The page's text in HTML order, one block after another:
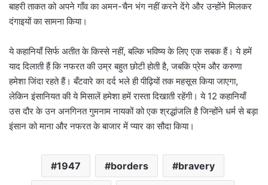
बाहरी ताकत को अपने गाँव का अमन-चैन भंग नहीं करने देंगे और उन्होंने मिलकर
दंगाइयों का सामना किया।
ये कहानियाँ सिर्फ अतीत के किस्से नहीं, बल्कि भविष्य के लिए एक सबक हैं। ये हमें
याद दिलाती हैं कि नफरत की उम्र बहुत छोटी होती है, जबकि प्रेम और करुणा
हमेशा जिंदा रहते हैं। बँटवारे का दर्द भले ही पीढ़ियों तक महसूस किया जाएगा,
लेकिन इंसानियत की ये मिसालें हमेशा हमें रास्ता दिखाती रहेंगी। ये 12 कहानियाँ
उस दौर के उन अनगिनत गुमनाम नायकों को एक श्रद्धांजलि है जिन्होंने धर्म से बड़ा
इंसान को माना और नफरत के बाजार में प्यार का सौदा किया।
1947 borders bravery